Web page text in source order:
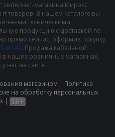
интернет-магазина Мирэкс
товаров. В нашем каталоге вы
техническими
продукцию с доставкой по
прямо сейчас, оформив покупку
60-42. Продажа кабельной
в наших розничных магазинах,
нас на сайте.
магазином | Политика
на обработку персональных
|